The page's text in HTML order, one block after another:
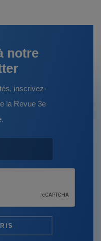
notre
inscrivez-
la Revue 3e